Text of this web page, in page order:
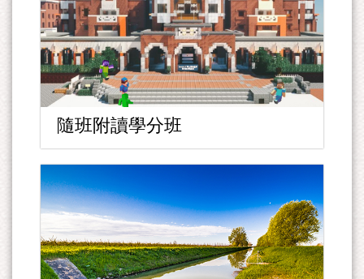
隨班附讀學分班